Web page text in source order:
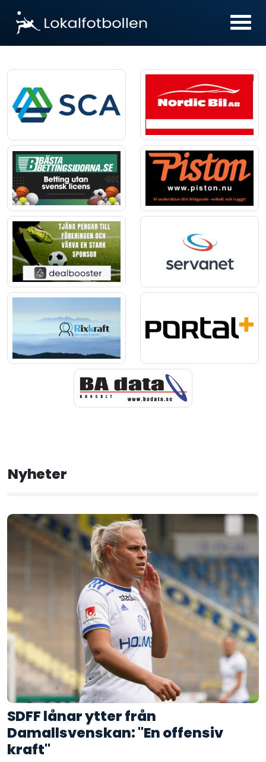
Nyheter
SDFF lånar ytter från
Damallsvenskan: "En offensiv
kraft"